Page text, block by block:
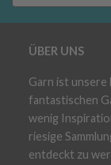
ÜBER UNS
Garn ist unsere
fantastischen
wenig
riesige
entdeckt zu